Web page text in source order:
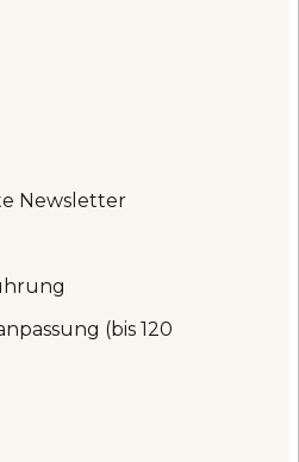
Newsletter
(bis 120